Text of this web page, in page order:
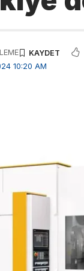
10:20 AM